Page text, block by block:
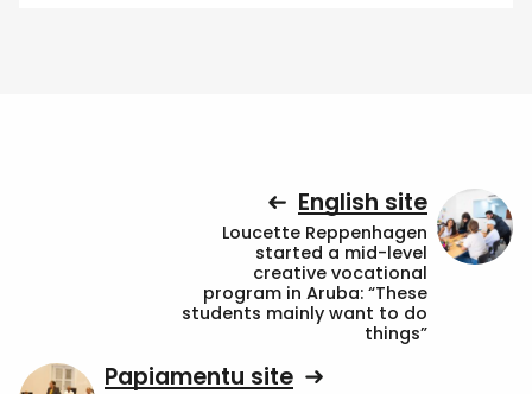
English site
Loucette Reppenhagen
started a mid-level
creative vocational
program in Aruba: “These
students mainly want to do
things”
Papiamentu site